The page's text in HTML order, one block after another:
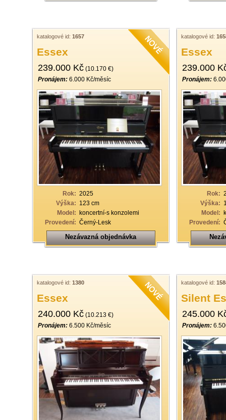
katalogové id: 1657
Essex
239.000 Kč (10.170 €)
Pronájem: 6.000 Kč/měsíc
Rok: 2025
Výška: 123 cm
Model: koncertní-s konzolemi
Provedení: Černý-Lesk
Nezávazná objednávka
katalogové id:
Essex
239.000
Pronájem:
Rok:
Výška:
Model:
Provedení:
katalogové id: 1380
Essex
240.000 Kč (10.213 €)
Pronájem: 6.500 Kč/měsíc
katalogové id:
Silent
245.000
Pronájem: